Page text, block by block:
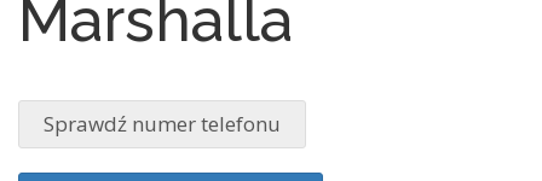
Marshalla
Sprawdź numer telefonu